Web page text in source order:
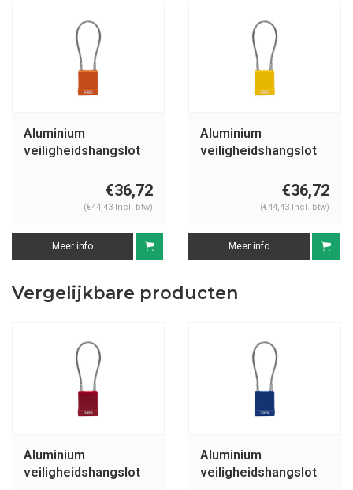
Aluminium
veiligheidshangslot
cover 76/40CAB20€36,72
(€44,43 Incl. btw)
Meer info
Aluminium
veiligheidshangslot
cover 76/40CAB20€36,72
(€44,43 Incl. btw)
Meer info
Vergelijkbare producten
Aluminium
veiligheidshangslot
Aluminium
veiligheidshangslot